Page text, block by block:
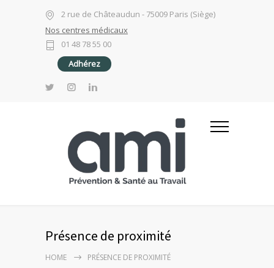
2 rue de Châteaudun - 75009 Paris (Siège)
Nos centres médicaux
01 48 78 55 00
Adhérez
Présence de proximité
HOME PRÉSENCE DE PROXIMITÉ